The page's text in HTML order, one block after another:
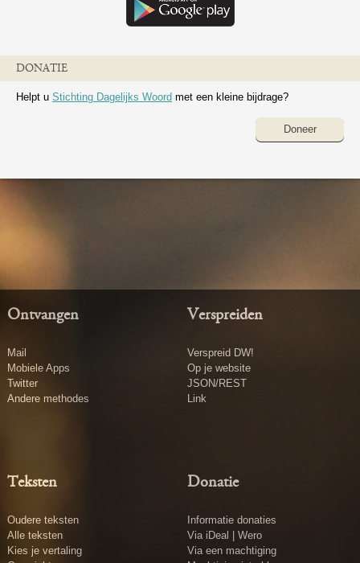
DONATIE
Helpt u Stichting Dagelijks Woord met een kleine bijdrage?
Doneer
Ontvangen
Mail
Mobiele Apps
Twitter
Andere methodes
Verspreiden
Verspreid DW!
Op je website
JSON/REST
Link
Teksten
Oudere teksten
Alle teksten
Kies je vertaling
Donatie
Informatie donaties
Via iDeal | Wero
Via een machtiging